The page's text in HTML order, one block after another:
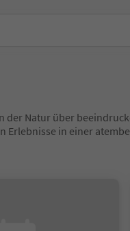
der Natur über
Erlebnisse in einer